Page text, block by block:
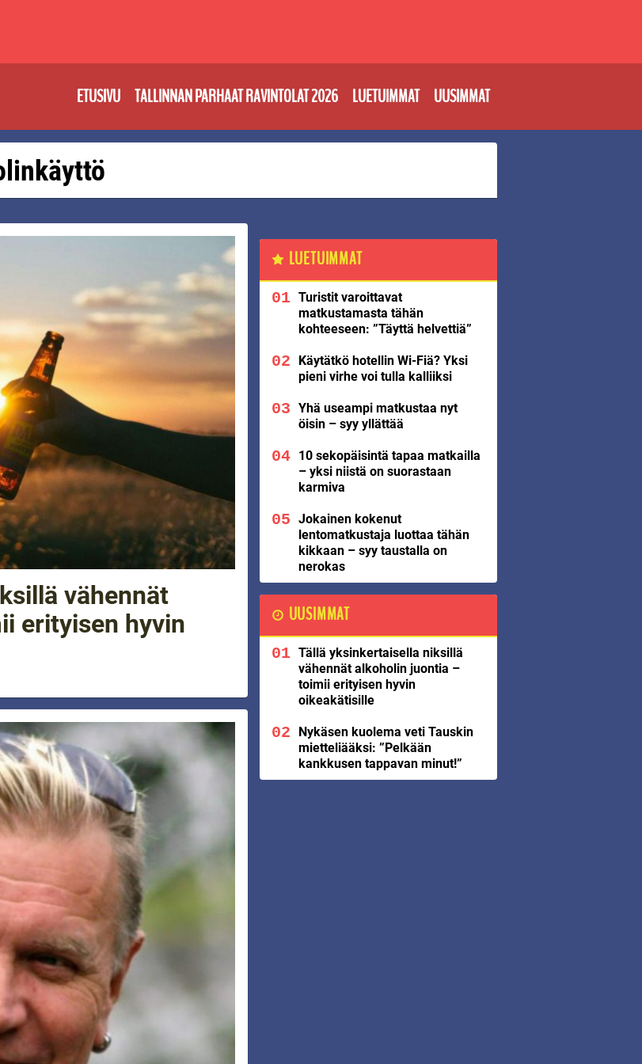
ETUSIVU TALLINNAN PARHAAT RAVINTOLAT 2026 LUETUIMMAT UUSIMMAT
vähennät
erityisen hyvin
LUETUIMMAT
Turistit varoittavat
matkustamasta tähän
kohteeseen: ”Täyttä helvettiä”
Käytätkö hotellin Wi-Fiä? Yksi
pieni virhe voi tulla kalliiksi
Yhä useampi matkustaa nyt
öisin – syy yllättää
10 sekopäisintä tapaa matkailla
– yksi niistä on suorastaan
karmiva
Jokainen kokenut
lentomatkustaja luottaa tähän
kikkaan – syy taustalla on
nerokas
UUSIMMAT
Tällä yksinkertaisella niksillä
vähennät alkoholin juontia –
toimii erityisen hyvin
oikeakätisille
Nykäsen kuolema veti Tauskin
mietteliääksi: ”Pelkään
kankkusen tappavan minut!”